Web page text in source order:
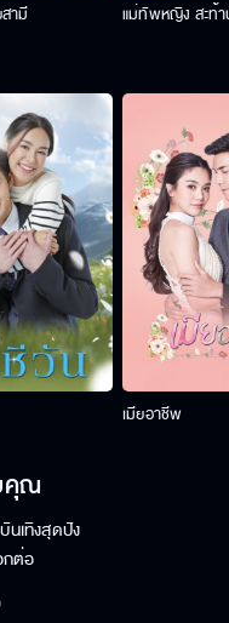
ามี แม่ทัพหญิง สะท้
เมียอาชีพ
คุณ
นเทิงสุดปัง
ต่อ